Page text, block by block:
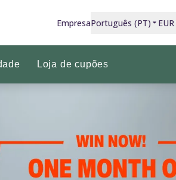
EmpresaPortuguês (PT) EUR
Loja de cupões